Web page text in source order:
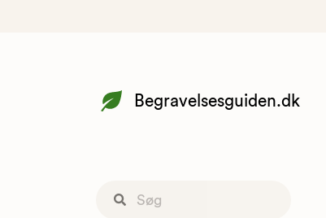
Begravelsesguiden.dk